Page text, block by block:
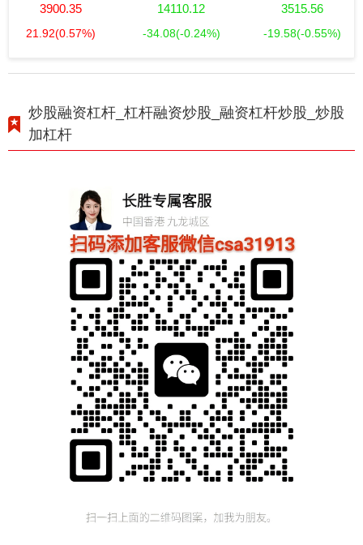
3900.35
21.92(0.57%)
14110.12
-34.08(-0.24%)
3515.56
-19.58(-0.55%)
炒股融资杠杆_杠杆融资炒股_融资杠杆炒股_炒股
加杠杆